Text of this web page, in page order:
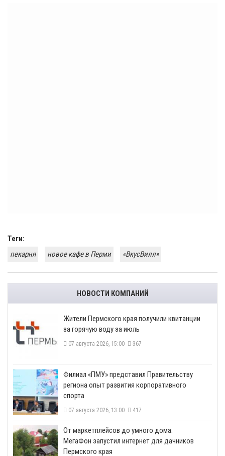
Теги:
пекарня
новое кафе в Перми «ВкусВилл»
НОВОСТИ КОМПАНИЙ
​Жители Пермского края получили квитанции
за горячую воду за июль
07 августа 2026, 15:00 367
​Филиал «ПМУ» представил Правительству
региона опыт развития корпоративного
спорта
07 августа 2026, 13:00 417
От маркетплейсов до умного дома:
МегаФон запустил интернет для дачников
Пермского края